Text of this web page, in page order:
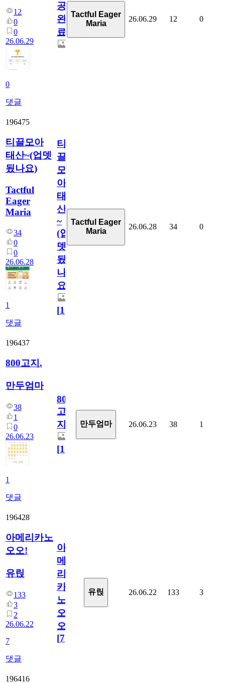
12
0
0
26.06.29
0
댓글
공
완
료
Tactful Eager
Maria
26.06.29 12 0
196475
티끌모아
태산~(업뎃
됬나요)
Tactful
Eager
Maria
34
0
0
26.06.28
1
댓글
티
끌
모
아
태
산
~
(업
뎃
됬
나
요)
[1]
Tactful Eager
Maria
26.06.28 34 0
196437
800고지.
만두엄마
38
1
0
26.06.23
1
댓글
800
고
지.
[1]
만두엄마 26.06.23 38 1
196428
아메리카노
오오!
유릱
133
3
2
26.06.22
7
댓글
아
메
리
카
노
오
오!
[7]
유릱 26.06.22 133 3
196416